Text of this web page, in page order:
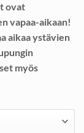
ovat
vapaa-aikaan!
aikaa ystävien
myös